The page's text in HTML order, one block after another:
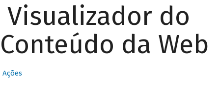
Visualizador do
Conteúdo da Web
Ações